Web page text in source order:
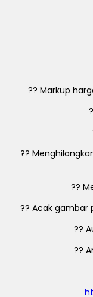
?? Markup
??
??
?? Acak gambar
??
??